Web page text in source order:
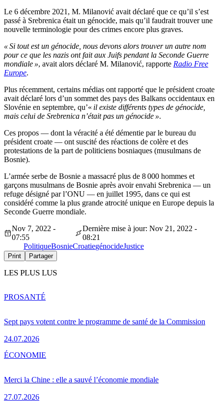
Le 6 décembre 2021, M. Milanović avait déclaré que ce qu’il s’est
passé à Srebrenica était un génocide, mais qu’il faudrait trouver une
nouvelle terminologie pour des crimes encore plus graves.
« Si tout est un génocide, nous devons alors trouver un autre nom
pour ce que les nazis ont fait aux Juifs pendant la Seconde Guerre
mondiale », avait alors déclaré M. Milanović, rapporte Radio Free
Europe.
Plus récemment, certains médias ont rapporté que le président croate
avait déclaré lors d’un sommet des pays des Balkans occidentaux en
Slovénie en septembre, qu’« il existe différents types de génocide,
mais celui de Srebrenica n’était pas un génocide ».
Ces propos — dont la véracité a été démentie par le bureau du
président croate — ont suscité des réactions de colère et des
protestations de la part de politiciens bosniaques (musulmans de
Bosnie).
L’armée serbe de Bosnie a massacré plus de 8 000 hommes et
garçons musulmans de Bosnie après avoir envahi Srebrenica — un
refuge désigné par l’ONU — en juillet 1995, dans ce qui est
considéré comme la plus grande atrocité unique en Europe depuis la
Seconde Guerre mondiale.
Nov 7, 2022 -
07:55
Dernière mise à jour: Nov 21, 2022 -
08:21
PolitiqueBosnieCroatiegénocideJustice
Print Partager
LES PLUS LUS
Sept pays votent contre le programme de santé de la Commission
24.07.2026
PROSANTÉ
Merci la Chine : elle a sauvé l’économie mondiale
27.07.2026
ÉCONOMIE